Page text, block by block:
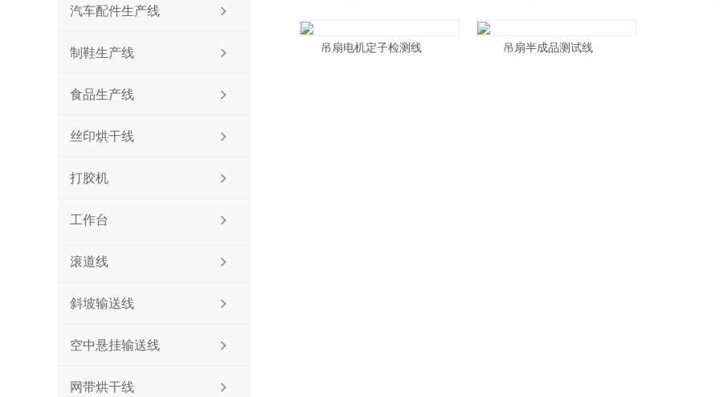
汽车配件生产线
制鞋生产线
食品生产线
丝印烘干线
打胶机
工作台
滚道线
斜坡输送线
空中悬挂输送线
网带烘干线
吊扇电机定子检测线 吊扇半成品测试线